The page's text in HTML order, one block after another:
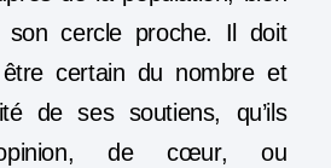
son cercle proche. Il doit
certain du nombre et
de ses soutiens, qu’ils
de cœur, ou